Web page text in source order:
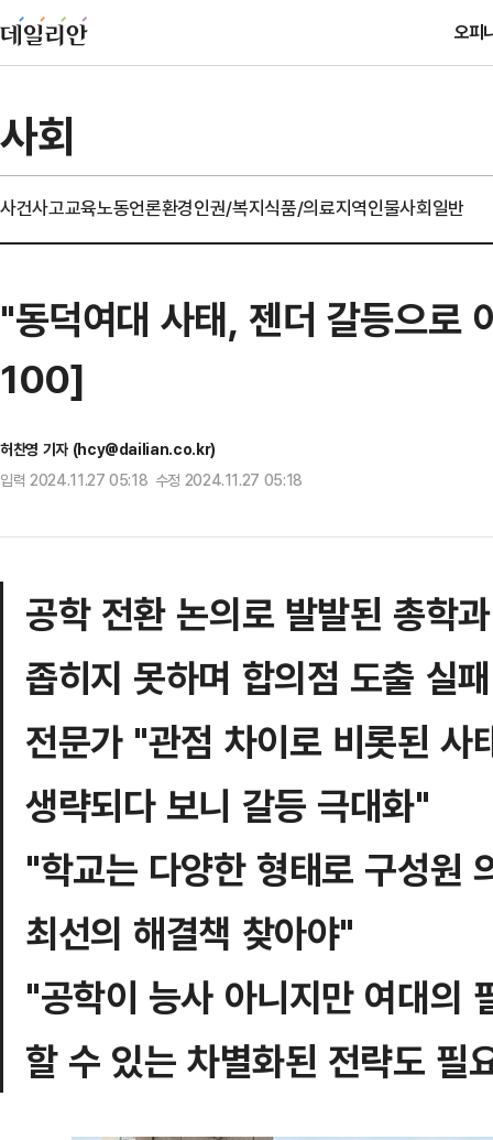
오피
사회
사건사고교육노동언론환경인권/복지식품/의료지역인물사회일반
"동덕여대 사태, 젠더 갈등으로
100]
허찬영 기자 (hcy@dailian.co.kr)
입력 2024.11.27 05:18 수정 2024.11.27 05:18
공학 전환 논의로 발발된 총학
좁히지 못하며 합의점 도출 실패
전문가 "관점 차이로 비롯된
생략되다 보니 갈등 극대화"
"학교는 다양한 형태로 구성원
최선의 해결책 찾아야"
"공학이 능사 아니지만 여대의
할 수 있는 차별화된 전략도 필